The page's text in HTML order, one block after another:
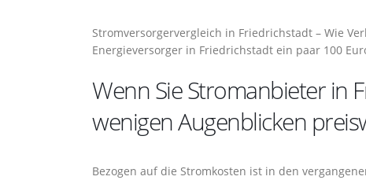
Stromversorgervergleich in Friedrichstadt – Wie
Energieversorger in Friedrichstadt ein paar 100
Wenn Sie Stromanbieter in
wenigen Augenblicken
Bezogen auf die Stromkosten ist in den